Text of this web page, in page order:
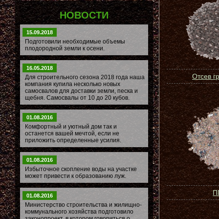
Отсев
НОВОСТИ
15.09.2018
Подготовили необходимые объемы
плодородной земли к осени.
16.05.2018
Для строительного сезона 2018 года наша
компания купила несколько новых
самосвалов для доставки земли, песка и
щебня. Самосвалы от 10 до 20 кубов.
01.08.2016
Комфортный и уютный дом так и
останется вашей мечтой, если не
приложить определенные усилия.
01.08.2016
Избыточное скопление воды на участке
может привести к образованию луж.
01.08.2016
Министерство строительства и жилищно-
коммунального хозяйства подготовило